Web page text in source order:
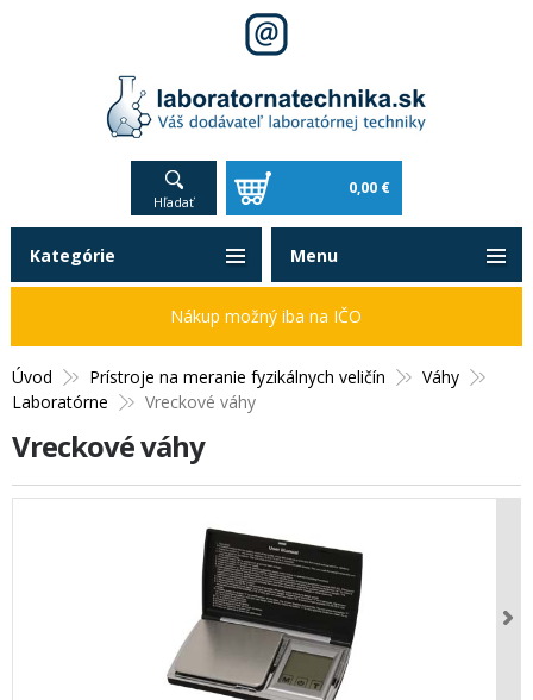
Hľadať
0,00 €
Úvod Prístroje na meranie fyzikálnych veličín
Váhy
Laboratórne
Vreckové váhy
Vreckové váhy
Kategórie
Nákup možný iba na IČO
Menu